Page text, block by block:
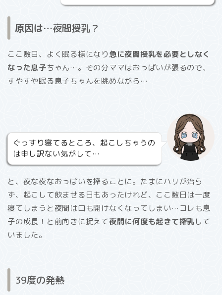
原因は…夜間授乳？
ここ数日、よく眠る様になり急に夜間授乳を必要としなく
なった息子ちゃん…。その分ママはおっぱいが張るので、
すやすや眠る息子ちゃんを眺めながら…
ぐっすり寝てるところ、起こしちゃうの
は申し訳ない気がして…
と、夜な夜なおっぱいを搾ることに。たまにハリが治ら
ず、起こして飲ませる日もあったけれど、ここ数日は一度
寝てしまうと夜間は口も開けなくなってしまい…コレも息
子の成長！と前向きに捉えて夜間に何度も起きて搾乳して
いました。
39度の発熱